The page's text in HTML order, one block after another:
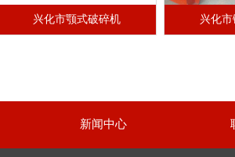
兴化市颚式破碎机 兴化
新闻中心